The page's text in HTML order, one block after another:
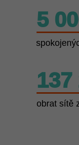
obrat sítě
5